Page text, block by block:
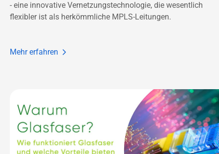
- eine innovative Vernetzungstechnologie, die wesentlich
flexibler ist als herkömmliche MPLS-Leitungen.
Mehr erfahren